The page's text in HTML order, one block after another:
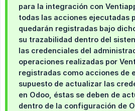
para la integración con
todas las acciones ejecutadas
quedarán registradas bajo
su trazabilidad dentro del
las credenciales del
operaciones realizadas por
registradas como acciones de
supuesto de actualizar las
en Odoo, éstas se deben de
dentro de la configuración de